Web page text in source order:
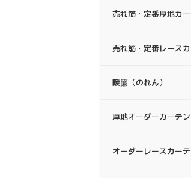
売れ筋・定番厚地カ
売れ筋・定番レース
暖簾（のれん）
厚地オーダーカーテン
オーダーレースカー